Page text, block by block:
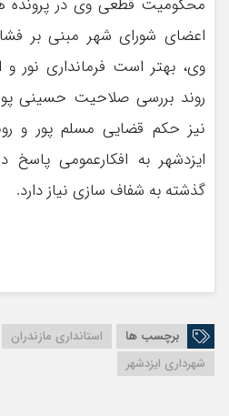
اعضای شورای شهر مبنی بر
وی، بهتر است فرمانداری نور و
روند بررسی صلاحیت حسینی
نیز حکم قضایی مسلم پور و
ایزدشهر به افکارعمومی
گذشته به شفاف سازی نیاز دارد.
برچسب ها استانداری مازندران
شهرداری ایزدشهر